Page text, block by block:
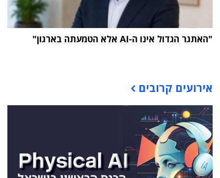
"האתגר הגדול אינו ה-AI אלא הטמעתה בארגון"
אירועים קרובים